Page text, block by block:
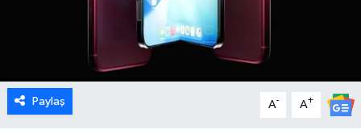
Paylaş A- A+
Genel